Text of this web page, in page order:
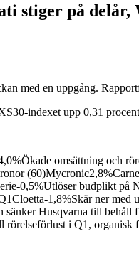
stiger på
med en uppgång.
indexet upp 0,31
omsättning och
0,5%Utlöser budplikt på
1,8%Skär ner
sänker Husqvarna till
i Q1, organisk